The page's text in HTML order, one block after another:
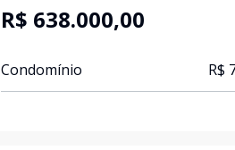
R$ 638.000,00
Condomínio R$